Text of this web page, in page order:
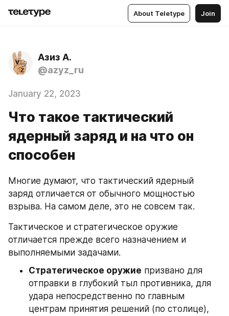
About Teletype Join
Азиз А.
@azyz_ru
January 22, 2023
Что такое тактический
ядерный заряд и на что он
способен
Многие думают, что тактический ядерный
заряд отличается от обычного мощностью
взрыва. На самом деле, это не совсем так.
Тактическое и стратегическое оружие
отличается прежде всего назначением и
выполняемыми задачами.
Стратегическое оружие призвано для
отправки в глубокий тыл противника, для
удара непосредственно по главным
центрам принятия решений (по столице),